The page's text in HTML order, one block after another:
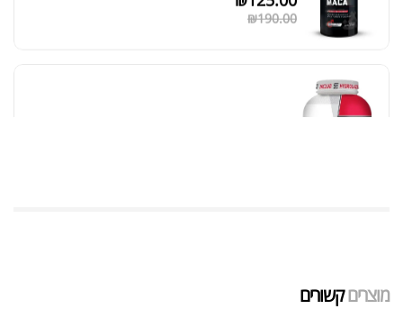
₪190.00
מוצריםקשורים